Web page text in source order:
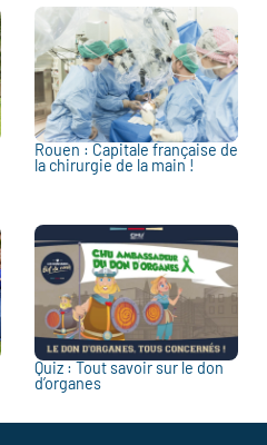
Rouen : Capitale française de
la chirurgie de la main !
Quiz : Tout savoir sur le don
d’organes